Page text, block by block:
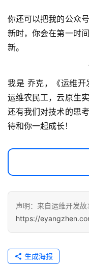
你还可以把我的公众
新时，你会在第一时
新。
我是 乔克，《运维
运维农民工，云原生
还有我们对技术的思
待和你一起成长！
声明：来自运维开发故
https://
生成海报